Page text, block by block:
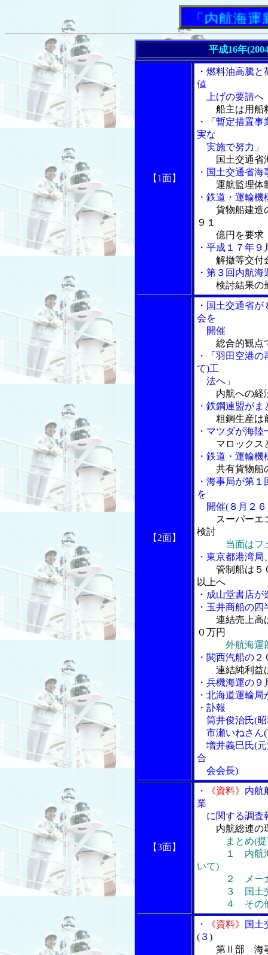
「内航海運新聞
平成16年
【1面】
・燃料油高騰
値
上げの要請へ
船主は用船
・「暫定措置
実な
実施で努力」
国土交通
・国土交通省
運航監理体
・鉄道・運輸
貨物船建造
９１
億円を要求
・平成１７年
解撤等交付
・第３回内航
検討結果の
【2面】
・国土交通省
会を
開催
総合的観点
・「羽田空港
て)工
法へ」
内航への経
・鉄鋼連盟が
粗鋼生産は
・マツダが海
マロックス
・鉄道・運輸
共有貨物船
・海事局が第
を
開催(８月２６
スーパーエ
検討
当面はフ
・東京都港湾
管制船は５
以上へ
・成山堂書店
・玉井商船の四
連結売上高
０万円
外航海運
・関西汽船の
連結純利益
・兵機海運の
・北海道運輸
・訃報
筒井俊治氏(昭
市瀬いねさん(
増井義巳氏(元
合
会会長)
【3面】
・ 《資料》 内航
業
に関する調査
内航総連の
まとめ(
１ 内航海運
いて)
２ メーカー
３ 国土交
４ その他
・ 《資料》
国土
(３)
第Ⅱ部 海